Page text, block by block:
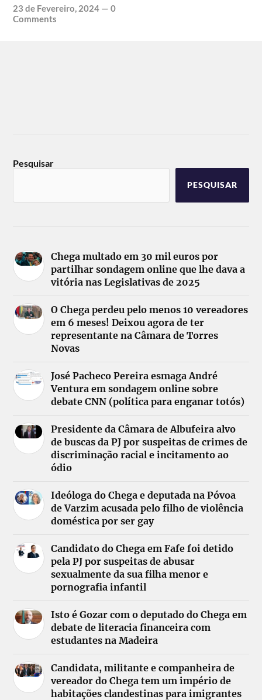
23 de Fevereiro, 2024 —0
Comments
Pesquisar
PESQUISAR
Chega multado em 30 mil euros por
partilhar sondagem online que lhe dava a
vitória nas Legislativas de 2025
O Chega perdeu pelo menos 10 vereadores
em 6 meses! Deixou agora de ter
representante na Câmara de Torres
Novas
José Pacheco Pereira esmaga André
Ventura em sondagem online sobre
debate CNN (política para enganar totós)
Presidente da Câmara de Albufeira alvo
de buscas da PJ por suspeitas de crimes de
discriminação racial e incitamento ao
ódio
Ideóloga do Chega e deputada na Póvoa
de Varzim acusada pelo filho de violência
doméstica por ser gay
Candidato do Chega em Fafe foi detido
pela PJ por suspeitas de abusar
sexualmente da sua filha menor e
pornografia infantil
Isto é Gozar com o deputado do Chega em
debate de literacia financeira com
estudantes na Madeira
Candidata, militante e companheira de
vereador do Chega tem um império de
habitações clandestinas para imigrantes